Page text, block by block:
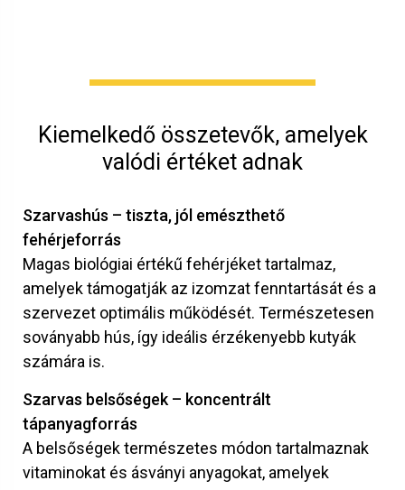
Kiemelkedő összetevők, amelyek
valódi értéket adnak
Szarvashús – tiszta, jól emészthető
fehérjeforrás
Magas biológiai értékű fehérjéket tartalmaz,
amelyek támogatják az izomzat fenntartását és a
szervezet optimális működését. Természetesen
soványabb hús, így ideális érzékenyebb kutyák
számára is.
Szarvas belsőségek – koncentrált
tápanyagforrás
A belsőségek természetes módon tartalmaznak
vitaminokat és ásványi anyagokat, amelyek